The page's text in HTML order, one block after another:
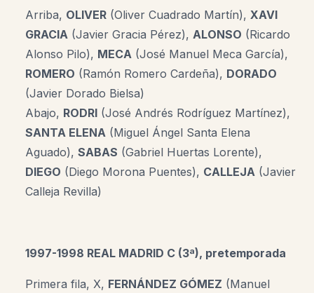
Arriba, OLIVER (Oliver Cuadrado Martín), XAVI
GRACIA (Javier Gracia Pérez), ALONSO (Ricardo
Alonso Pilo), MECA (José Manuel Meca García),
ROMERO (Ramón Romero Cardeña), DORADO
(Javier Dorado Bielsa)
Abajo, RODRI (José Andrés Rodríguez Martínez),
SANTA ELENA (Miguel Ángel Santa Elena
Aguado), SABAS (Gabriel Huertas Lorente),
DIEGO (Diego Morona Puentes), CALLEJA (Javier
Calleja Revilla)
1997-1998 REAL MADRID C (3ª), pretemporada
Primera fila, X, FERNÁNDEZ GÓMEZ (Manuel